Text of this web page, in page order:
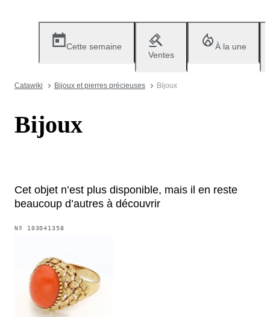
Cette semaine
Ventes
À la une
Catawiki Bijoux et pierres précieuses Bijoux
Bijoux
Cet objet n’est plus disponible, mais il en reste
beaucoup d’autres à découvrir
Nº 103041358